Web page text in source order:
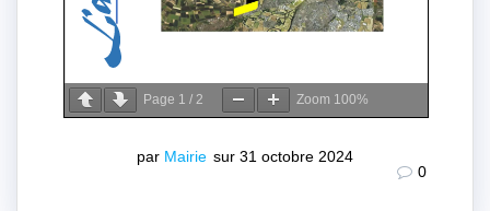
Page 1 / 2 Zoom 100%
par Mairie sur 31 octobre 2024
0